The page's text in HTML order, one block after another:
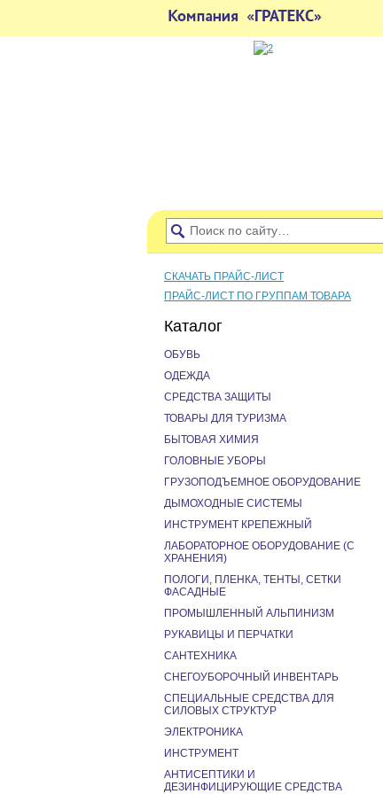
СКАЧАТЬ ПРАЙС-ЛИСТ
ПРАЙС-ЛИСТ ПО ГРУППАМ ТОВАРА
Каталог
ОБУВЬ
ОДЕЖДА
СРЕДСТВА ЗАЩИТЫ
ТОВАРЫ ДЛЯ ТУРИЗМА
БЫТОВАЯ ХИМИЯ
ГОЛОВНЫЕ УБОРЫ
ГРУЗОПОДЪЕМНОЕ ОБОРУДОВАНИЕ
ДЫМОХОДНЫЕ СИСТЕМЫ
ИНСТРУМЕНТ КРЕПЕЖНЫЙ
ЛАБОРАТОРНОЕ ОБОРУДОВАНИЕ (С
ХРАНЕНИЯ)
ПОЛОГИ, ПЛЕНКА, ТЕНТЫ, СЕТКИ
ФАСАДНЫЕ
ПРОМЫШЛЕННЫЙ АЛЬПИНИЗМ
РУКАВИЦЫ И ПЕРЧАТКИ
САНТЕХНИКА
СНЕГОУБОРОЧНЫЙ ИНВЕНТАРЬ
СПЕЦИАЛЬНЫЕ СРЕДСТВА ДЛЯ
СИЛОВЫХ СТРУКТУР
ЭЛЕКТРОНИКА
ИНСТРУМЕНТ
АНТИСЕПТИКИ И
ДЕЗИНФИЦИРУЮЩИЕ СРЕДСТВА